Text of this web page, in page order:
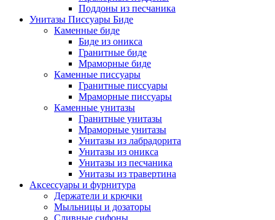
Поддоны из песчаника
Унитазы Писсуары Биде
Каменные биде
Биде из оникса
Гранитные биде
Мраморные биде
Каменные писсуары
Гранитные писсуары
Мраморные писсуары
Каменные унитазы
Гранитные унитазы
Мраморные унитазы
Унитазы из лабрадорита
Унитазы из оникса
Унитазы из песчаника
Унитазы из травертина
Аксессуары и фурнитура
Держатели и крючки
Мыльницы и дозаторы
Сливные сифоны